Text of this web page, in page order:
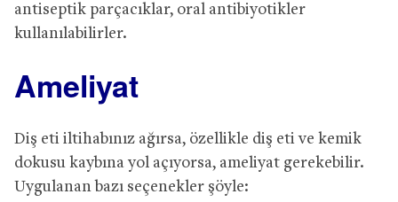
antiseptik parçacıklar, oral antibiyotikler
kullanılabilirler.
Ameliyat
Diş eti iltihabınız ağırsa, özellikle diş eti ve kemik
dokusu kaybına yol açıyorsa, ameliyat gerekebilir.
Uygulanan bazı seçenekler şöyle: